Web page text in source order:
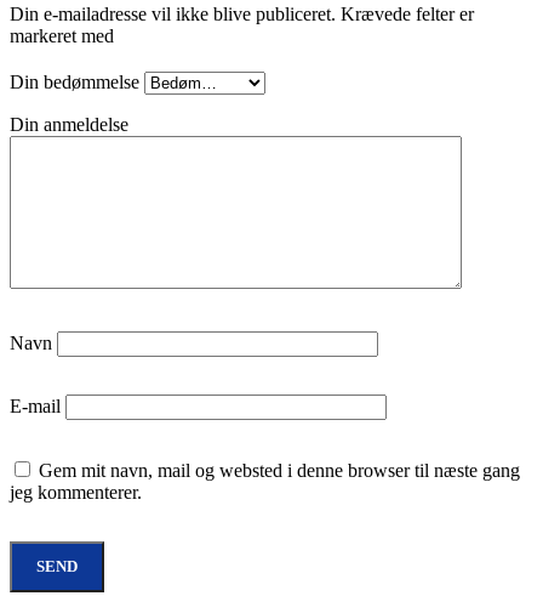
Din e-mailadresse vil ikke blive publiceret. Krævede felter er
markeret med
Din bedømmelse
Din anmeldelse
Navn
E-mail
Gem mit navn, mail og websted i denne browser til næste gang
jeg kommenterer.